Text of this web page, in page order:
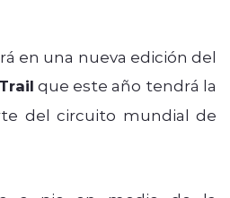
en una nueva edición del
que este año tendrá la
del circuito mundial de